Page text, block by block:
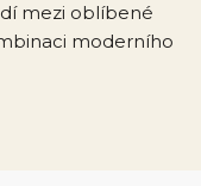
mezi oblíbené
moderního